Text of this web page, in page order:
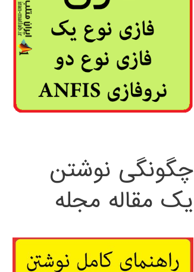
چگونگی نوشتن
یک مقاله مجله